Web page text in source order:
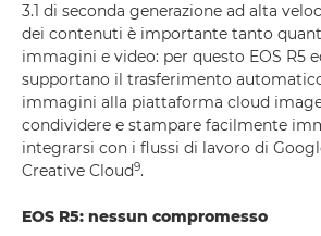
3.1 di seconda generazione ad alta
dei contenuti è importante tanto
immagini e video: per questo EOS R5
supportano il trasferimento
immagini alla piattaforma cloud
condividere e stampare facilmente
integrarsi con i flussi di lavoro di
Creative Cloud9.
EOS R5: nessun compromesso